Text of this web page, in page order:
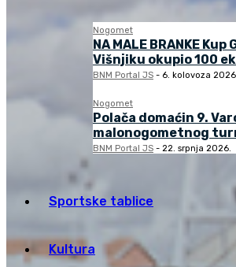
Nogomet
NA MALE BRANKE
Višnjiku okupio 100
BNM Portal JS - 6. kolovoza
Nogomet
Polača domaćin 9.
malonogometnog
BNM Portal JS - 22. srpnja 2026.
Sportske tablice
Kultura